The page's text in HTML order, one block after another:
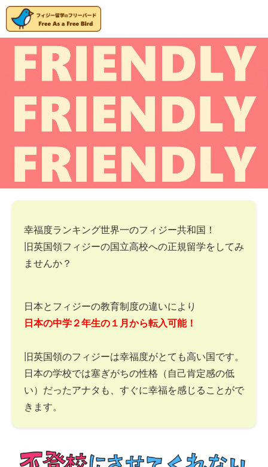
幸福度ランキング世界一のフィジー共和国！
旧英国領フィジーの国立高校への正規留学をしてみ
ませんか？
日本とフィジーの教育制度の違いにより
日本の中学２年生の１月から転入可能！
旧英国領のフィジーは幸福度がとても高い国です。
日本の学校では塞ぎがちの性格（自己肯定感の低
い）だったアナタも、すぐに幸福を感じることがで
きます。